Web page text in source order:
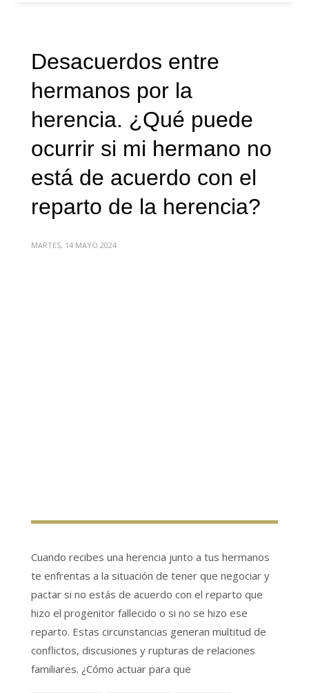
Desacuerdos entre
hermanos por la
herencia. ¿Qué puede
ocurrir si mi hermano no
está de acuerdo con el
reparto de la herencia?
MARTES, 14 MAYO 2024
Cuando recibes una herencia junto a tus hermanos
te enfrentas a la situación de tener que negociar y
pactar si no estás de acuerdo con el reparto que
hizo el progenitor fallecido o si no se hizo ese
reparto. Estas circunstancias generan multitud de
conflictos, discusiones y rupturas de relaciones
familiares. ¿Cómo actuar para que